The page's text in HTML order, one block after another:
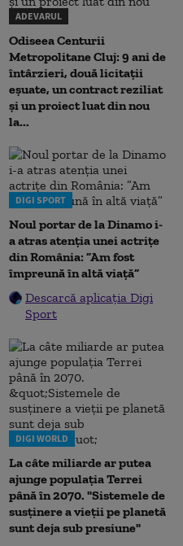
ADEVARUL
Odiseea Centurii
Metropolitane Cluj: 9 ani de
întârzieri, două licitații
eșuate, un contract reziliat
și un proiect luat din nou
la...
DIGI SPORT
Noul portar de la Dinamo i-
a atras atenția unei actrițe
din România: ”Am fost
împreună în altă viață”
Descarcă aplicația Digi
Sport
DIGI WORLD
La câte miliarde ar putea
ajunge populația Terrei
până în 2070. "Sistemele de
susținere a vieții pe planetă
sunt deja sub presiune"